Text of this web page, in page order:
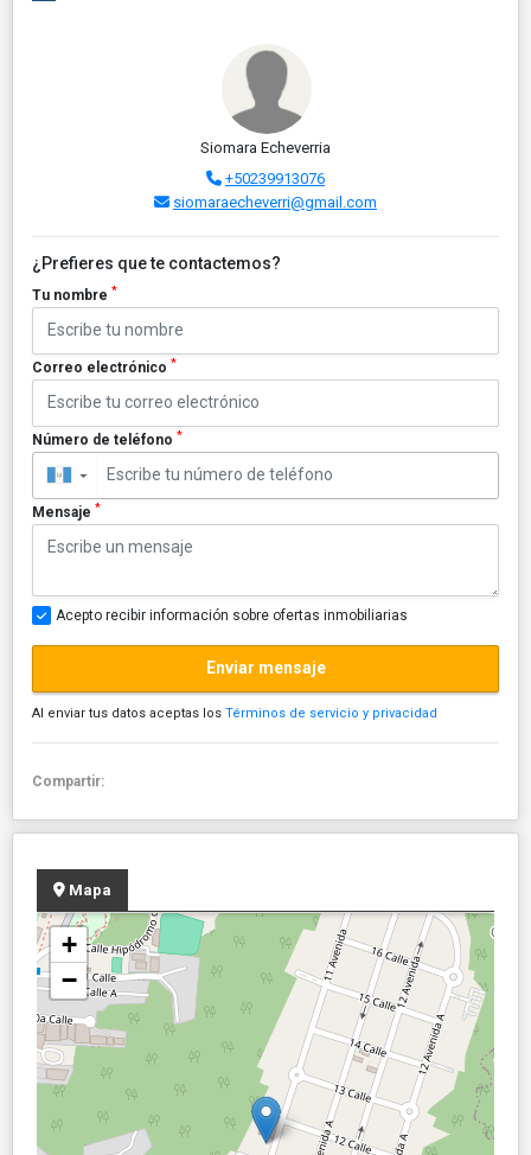
Siomara Echeverria
+50239913076
siomaraecheverri@gmail.com
¿Prefieres que te contactemos?
Tu nombre *
Correo electrónico *
Número de teléfono *
▼
Mensaje *
Acepto recibir información sobre ofertas inmobiliarias
Enviar mensaje
Al enviar tus datos aceptas los Términos de servicio y privacidad
Compartir:
Mapa
+
−